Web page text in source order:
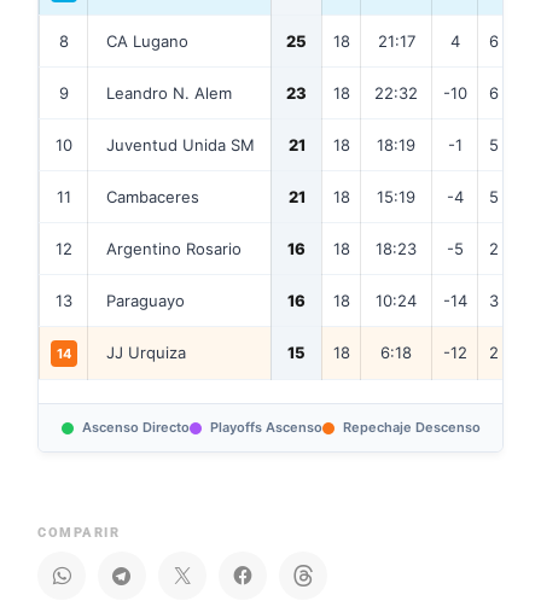
8 CA Lugano 25 18 21:17 4 6
9 Leandro N. Alem 23 18 22:32 -10 6
10 Juventud Unida SM 21 18 18:19 -1 5
11 Cambaceres 21 18 15:19 -4 5
12 Argentino Rosario 16 18 18:23 -5 2
13 Paraguayo 16 18 10:24 -14 3
14 JJ Urquiza 15 18 6:18 -12 2
Ascenso Directo Playoffs Ascenso Repechaje Descenso
COMPARIR